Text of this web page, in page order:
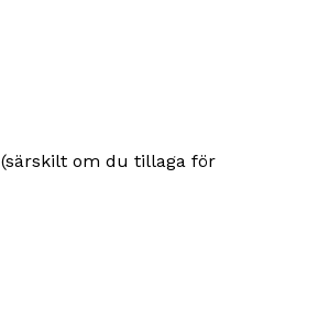
(särskilt om du tillaga för